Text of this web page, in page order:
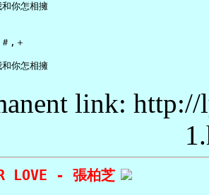
你怎相擁
,＋
你怎相擁
link:
LOVE - 張柏芝